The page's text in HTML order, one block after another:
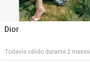
Dior
Todavía válido durante 2 meses